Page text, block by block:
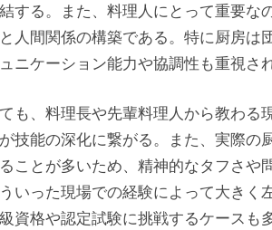
する。また、料理人にとって重要な
人間関係の構築である。特に厨房は
ニケーション能力や協調性も重視され
も、料理長や先輩料理人から教わる
技能の深化に繋がる。また、実際の
ことが多いため、精神的なタフさや
いった現場での経験によって大きく
資格や認定試験に挑戦するケースも